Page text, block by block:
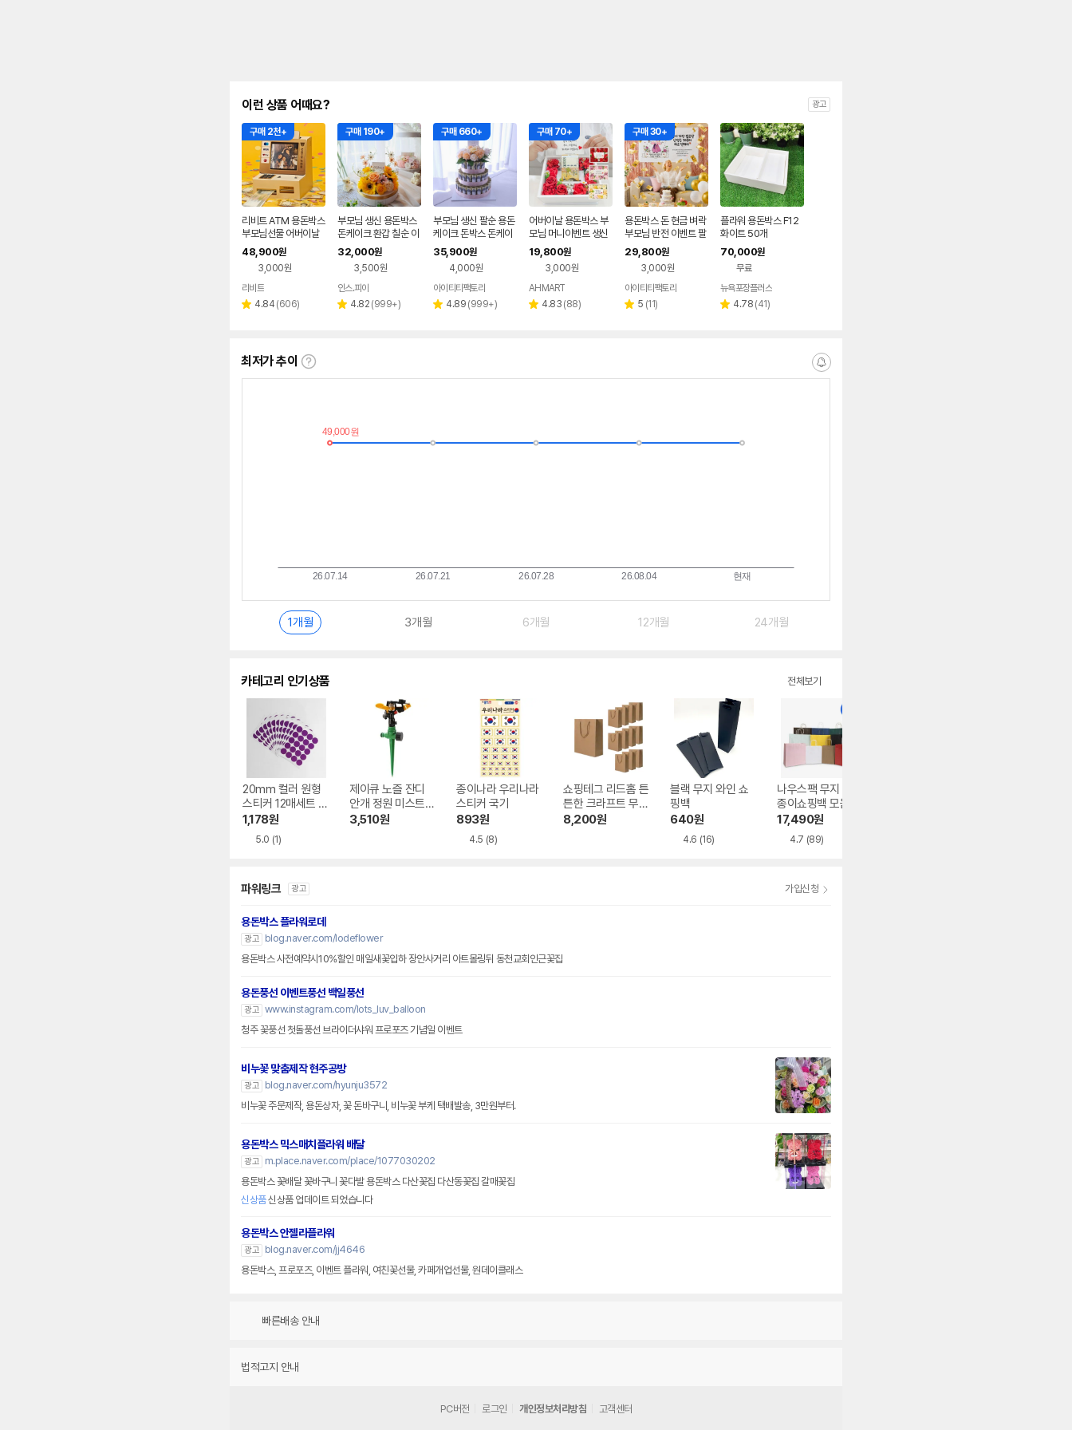
이런 상품 어때요? 광고
구매 2천+
리비트 ATM 용돈박스
부모님선물 어버이날
결혼기념일 용돈이벤
트 선물 환갑 칠순 팔순
48,900원
3,000원
리비트
별 4.84 리
(606)
구매 190+
부모님 생신 용돈박스
돈케이크 환갑 칠순 이
벤트 선물 인스피아
32,000원
3,500원
인스.피아
별 4.82 리
(999+)
구매 660+
부모님 생신 팔순 용돈
케이크 돈박스 돈케이
크 반전 선물 서프라이
즈 넘치는사랑 샤벳 DI
35,900원
4,000원
아이티티팩토리
별 4.89 리
(999+)
구매 70+
어버이날 용돈박스 부
모님 머니이벤트 생신
현금상자
19,800원
3,000원
AHMART
별 4.83 리
(88)
구매 30+
용돈박스 돈 현금 벼락
부모님 반전 이벤트 팔
순 생신 선물 지난60
년 서프라이즈
29,800원
3,000원
아이티티팩토리
별 5 리
(11)
플라워 용돈박스 F12
화이트 50개
70,000원
무료
뉴욕포장플러스
별 4.78 리
(41)
최저가 추이
최
알
1개월 3개월 6개월 12개월 24개월
카테고리 인기상품 전체보기
20mm 컬러 원형
스티커 12매세트 퍼
플 동그라미스티커
6558088
1,178원
5.0 (1)
제이큐 노즐 잔디
안개 정원 미스트
원예 스프링쿨러헤
3,510원
종이나라 우리나라
스티커 국기
893원
4.5 (8)
쇼핑테그 리드홈 튼
튼한 크라프트 무지
종이 쇼핑백 12p 일
8,200원
블랙 무지 와인 쇼
핑백
640원
4.6 (16)
나우스팩 무지 컬러
종이쇼핑백 모음전
100장 15가지 컬러
17,490원
4.7 (89)
파워링크 광고 가입신청
용돈박스 플라워로데
광고
blog.naver.com/lodeflower
용돈박스 사전예약시10%할인 매일새꽃입하 장안사거리 아트몰링뒤 동천교회인근꽃집
용돈풍선 이벤트풍선 백일풍선
광고 www.instagram.com/lots_luv_balloon
청주 꽃풍선 첫돌풍선 브라이더샤워 프로포즈 기념일 이벤트
비누꽃 맞춤제작 현주공방
광고
blog.naver.com/hyunju3572
비누꽃 주문제작, 용돈상자, 꽃 돈바구니, 비누꽃 부케 택배발송, 3만원부터.
용돈박스 믹스매치플라워 배달
광고
m.place.naver.com/place/1077030202
용돈박스 꽃배달 꽃바구니 꽃다발 용돈박스 다산꽃집 다산동꽃집 갈매꽃집
신상품신상품 업데이트 되었습니다
용돈박스 안젤라플라워
광고
blog.naver.com/jj4646
용돈박스, 프로포즈, 이벤트 플라워, 여친꽃선물, 카페개업선물, 원데이클래스
빠른배송 안내
법적고지 안내
PC버전 로그인 개인정보처리방침 고객센터